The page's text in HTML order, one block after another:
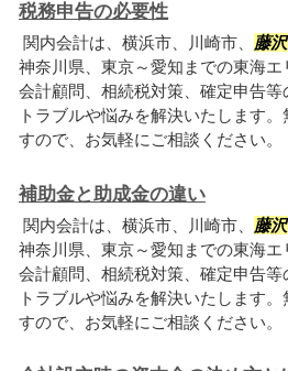
税務申告の必要性
関内会計は、横浜市、川崎市、 藤
神奈川県、東京～愛知までの東海
会計顧問、相続税対策、確定申告
トラブルや悩みを解決いたします
すので、お気軽にご相談ください。
補助金と助成金の違い
関内会計は、横浜市、川崎市、 藤
神奈川県、東京～愛知までの東海
会計顧問、相続税対策、確定申告
トラブルや悩みを解決いたします
すので、お気軽にご相談ください。